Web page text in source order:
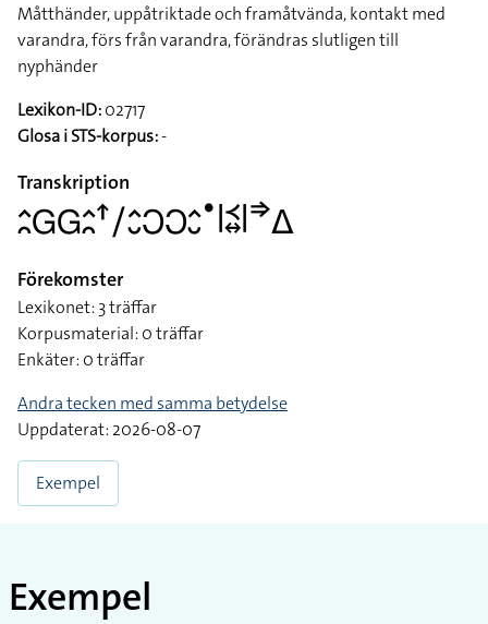
Måtthänder, uppåtriktade och framåtvända, kontakt med
varandra, förs från varandra, förändras slutligen till
nyphänder
Lexikon-ID:02717
Glosa i STS-korpus:-
Transkription
􌤵􌥘􌤦􌤦􌤵􌥘􌦃􌥠􌤵􌤷􌥋􌥋􌤵􌤷􌤟􌥼􌥹􌦉􌥼􌦆􌤩
Förekomster
Lexikonet: 3 träffar
Korpusmaterial: 0 träffar
Enkäter: 0 träffar
Andra tecken med samma betydelse
Uppdaterat: 2026-08-07
Exempel
Exempel